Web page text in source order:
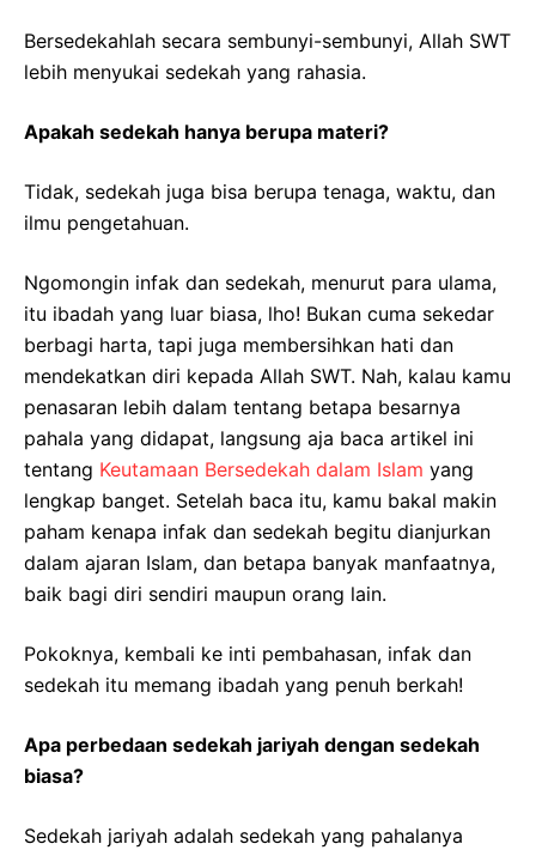
Bersedekahlah secara sembunyi-sembunyi, Allah SWT
lebih menyukai sedekah yang rahasia.
Apakah sedekah hanya berupa materi?
Tidak, sedekah juga bisa berupa tenaga, waktu, dan
ilmu pengetahuan.
Ngomongin infak dan sedekah, menurut para ulama,
itu ibadah yang luar biasa, lho! Bukan cuma sekedar
berbagi harta, tapi juga membersihkan hati dan
mendekatkan diri kepada Allah SWT. Nah, kalau kamu
penasaran lebih dalam tentang betapa besarnya
pahala yang didapat, langsung aja baca artikel ini
tentang Keutamaan Bersedekah dalam Islam yang
lengkap banget. Setelah baca itu, kamu bakal makin
paham kenapa infak dan sedekah begitu dianjurkan
dalam ajaran Islam, dan betapa banyak manfaatnya,
baik bagi diri sendiri maupun orang lain.
Pokoknya, kembali ke inti pembahasan, infak dan
sedekah itu memang ibadah yang penuh berkah!
Apa perbedaan sedekah jariyah dengan sedekah
biasa?
Sedekah jariyah adalah sedekah yang pahalanya